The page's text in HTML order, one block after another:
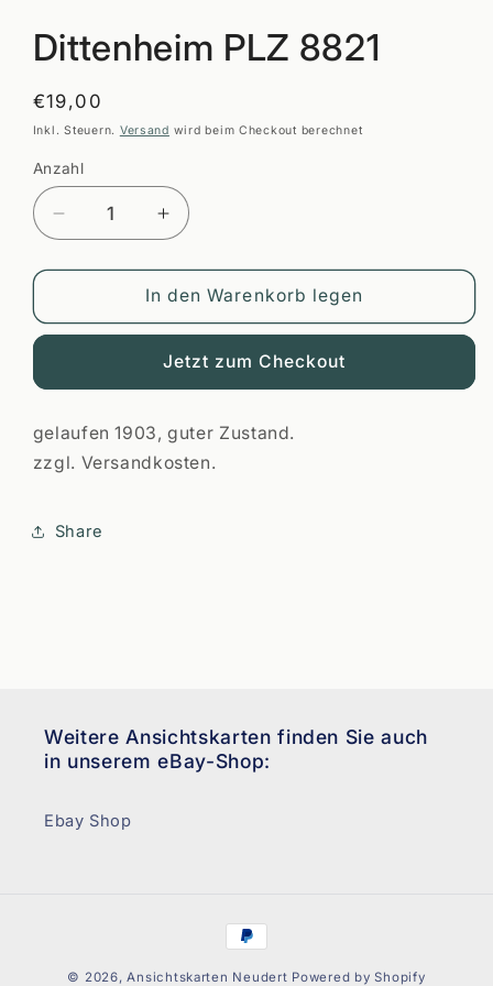
Dittenheim PLZ 8821
Normaler
Preis
€19,00
Inkl. Steuern. Versand wird beim Checkout berechnet
Anzahl
Anzahl
Verringere
die
Menge
Dittenheim
Erhöhe
die
Menge
für
Dittenheim
8821
In den Warenkorb legen
Jetzt zum Checkout
gelaufen 1903, guter Zustand.
zzgl. Versandkosten.
Share
Weitere Ansichtskarten finden Sie auch
in unserem eBay-Shop:
Ebay Shop
Zahlungsmethoden
© 2026,Ansichtskarten Neudert Powered by Shopify